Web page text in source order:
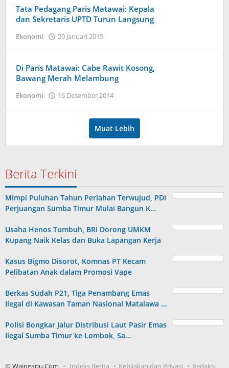
Tata Pedagang Paris Matawai: Kepala
dan Sekretaris UPTD Turun Langsung
Ekonomi 20 Januari 2015
Di Paris Matawai: Cabe Rawit Kosong,
Bawang Merah Melambung
Ekonomi 16 Desember 2014
Muat Lebih
Berita Terkini
Mimpi Puluhan Tahun Perlahan Terwujud, PDI
Perjuangan Sumba Timur Mulai Bangun K…
Usaha Henos Tumbuh, BRI Dorong UMKM
Kupang Naik Kelas dan Buka Lapangan Kerja
Kasus Bigmo Disorot, Komnas PT Kecam
Pelibatan Anak dalam Promosi Vape
Berkas Sudah P21, Tiga Penambang Emas
Ilegal di Kawasan Taman Nasional Matalawa …
Polisi Bongkar Jalur Distribusi Laut Pasir Emas
Ilegal Sumba Timur ke Lombok, Sa…
© Waingapu.Com Indeks Berita Kebijakan dan Privasi Redaksi